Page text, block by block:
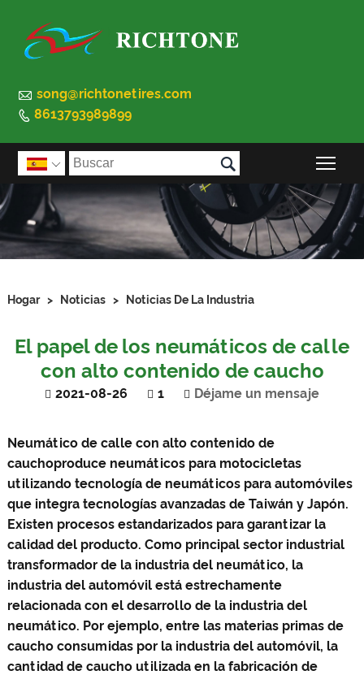
 song@richtonetires.com
 8613793989899
 
Hogar > Noticias > Noticias De La Industria
El papel de los neumáticos de calle
con alto contenido de caucho
2021-08-26 1 Déjame un mensaje
Neumático de calle con alto contenido de
cauchoproduce neumáticos para motocicletas
utilizando tecnología de neumáticos para automóviles
que integra tecnologías avanzadas de Taiwán y Japón.
Existen procesos estandarizados para garantizar la
calidad del producto. Como principal sector industrial
transformador de la industria del neumático, la
industria del automóvil está estrechamente
relacionada con el desarrollo de la industria del
neumático. Por ejemplo, entre las materias primas de
caucho consumidas por la industria del automóvil, la
cantidad de caucho utilizada en la fabricación de